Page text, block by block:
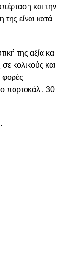
και την
είναι κατά
της αξία και
κολικούς και
φορές
πορτοκάλι, 30